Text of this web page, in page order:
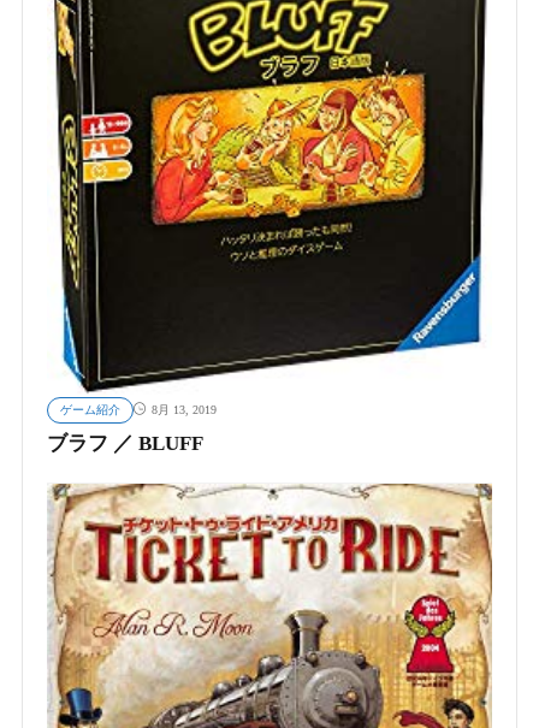
ゲーム紹介 8月 13, 2019
ブラフ ／ BLUFF